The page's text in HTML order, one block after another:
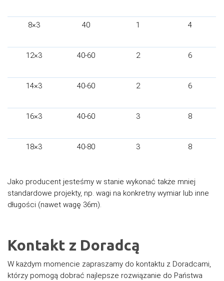
8×3 40 1 4
12×3 40-60 2 6
14×3 40-60 2 6
16×3 40-60 3 8
18×3 40-80 3 8
Jako producent jesteśmy w stanie wykonać także mniej
standardowe projekty, np. wagi na konkretny wymiar lub inne
długości (nawet wagę 36m).
Kontakt z Doradcą
W każdym momencie zapraszamy do kontaktu z Doradcami,
którzy pomogą dobrać najlepsze rozwiązanie do Państwa